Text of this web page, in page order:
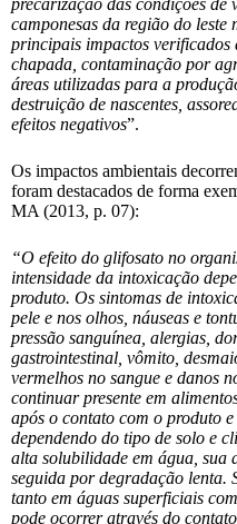
precarização das condições
camponesas da região do
principais impactos verificados
chapada, contaminação por
áreas utilizadas para a
destruição de nascentes,
efeitos negativos”.
Os impactos ambientais
foram destacados de forma
MA (2013, p. 07):
“O efeito do glifosato no
intensidade da intoxicação
produto. Os sintomas de
pele e nos olhos, náuseas e
pressão sanguínea, alergias,
gastrointestinal, vômito,
vermelhos no sangue e danos
continuar presente em
após o contato com o produto
dependendo do tipo de solo e
alta solubilidade em água, sua
seguida por degradação lenta.
tanto em águas superficiais
pode ocorrer através do